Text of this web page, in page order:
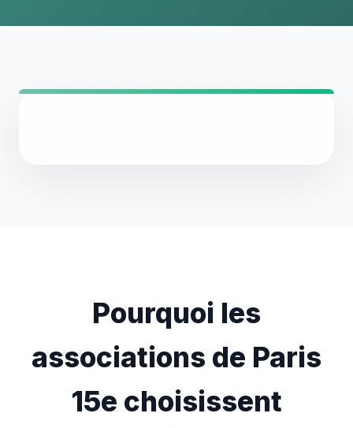
Pourquoi les
associations de Paris
15e choisissent